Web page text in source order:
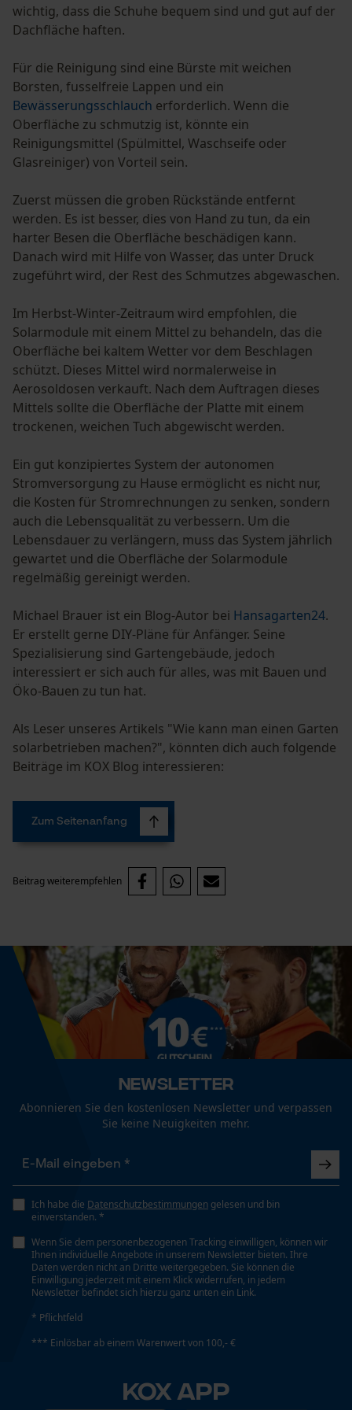
wichtig, dass die Schuhe bequem sind und gut auf der
Dachfläche haften.
Für die Reinigung sind eine Bürste mit weichen
Borsten, fusselfreie Lappen und ein
Bewässerungsschlauch erforderlich. Wenn die
Oberfläche zu schmutzig ist, könnte ein
Reinigungsmittel (Spülmittel, Waschseife oder
Glasreiniger) von Vorteil sein.
Zuerst müssen die groben Rückstände entfernt
werden. Es ist besser, dies von Hand zu tun, da ein
harter Besen die Oberfläche beschädigen kann.
Danach wird mit Hilfe von Wasser, das unter Druck
zugeführt wird, der Rest des Schmutzes abgewaschen.
Im Herbst-Winter-Zeitraum wird empfohlen, die
Solarmodule mit einem Mittel zu behandeln, das die
Oberfläche bei kaltem Wetter vor dem Beschlagen
schützt. Dieses Mittel wird normalerweise in
Aerosoldosen verkauft. Nach dem Auftragen dieses
Mittels sollte die Oberfläche der Platte mit einem
trockenen, weichen Tuch abgewischt werden.
Ein gut konzipiertes System der autonomen
Stromversorgung zu Hause ermöglicht es nicht nur,
die Kosten für Stromrechnungen zu senken, sondern
auch die Lebensqualität zu verbessern. Um die
Lebensdauer zu verlängern, muss das System jährlich
gewartet und die Oberfläche der Solarmodule
regelmäßig gereinigt werden.
Michael Brauer ist ein Blog-Autor bei Hansagarten24.
Er erstellt gerne DIY-Pläne für Anfänger. Seine
Spezialisierung sind Gartengebäude, jedoch
interessiert er sich auch für alles, was mit Bauen und
Öko-Bauen zu tun hat.
Als Leser unseres Artikels "Wie kann man einen Garten
solarbetrieben machen?", könnten dich auch folgende
Beiträge im KOX Blog interessieren:
Zum Seitenanfang
Beitrag weiterempfehlen
Newsletter
Abonnieren Sie den kostenlosen Newsletter und verpassen
Sie keine Neuigkeiten mehr.
Ich habe die Datenschutzbestimmungen gelesen und bin
einverstanden. *
Wenn Sie dem personenbezogenen Tracking einwilligen, können wir
Ihnen individuelle Angebote in unserem Newsletter bieten. Ihre
Daten werden nicht an Dritte weitergegeben. Sie können die
Einwilligung jederzeit mit einem Klick widerrufen, in jedem
Newsletter befindet sich hierzu ganz unten ein Link.
* Pflichtfeld
*** Einlösbar ab einem Warenwert von 100,- €
KOX APP
Econda Tag Manager
Statistik Cookies
Econda Analytics
Fact-Finder Tracking
Funktionale Cookies
Loop54 Personalization
Gespeicherter Warenkorb
Persönliche Begrüßung
Geo-IP und User Detection
YouTube-Videos
Google Maps
Kontaktaufnahme per Chat
Marketing Cookies
Google Global Site Tag
Microsoft Advertising Universal
Event Tracking
Criteo
Survicate